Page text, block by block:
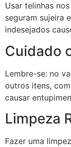
Usar telinhas
seguram sujeira
indesejados
Cuidado
Lembre-se: no
outros itens,
causar
Limpeza
Fazer uma